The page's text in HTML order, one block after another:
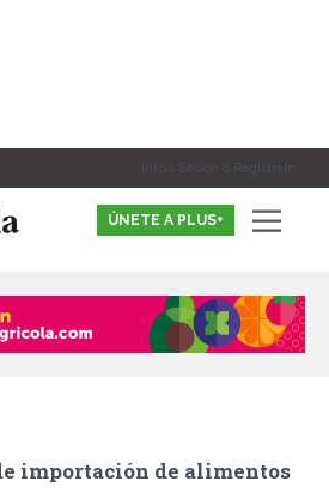
Inicia Sesión o Registrate
ÚNETE A PLUS+
importación de alimentos